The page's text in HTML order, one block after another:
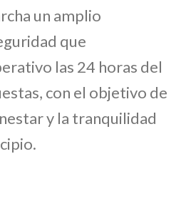
un amplio
que
las 24 horas del
con el objetivo de
y la tranquilidad